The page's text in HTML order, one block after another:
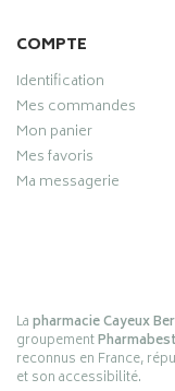
COMPTE
Identification
Mes commandes
Mon panier
Mes favoris
Ma messagerie
Lapharmacie Cayeux
groupementPharmabest
reconnus en France,
et son accessibilité.